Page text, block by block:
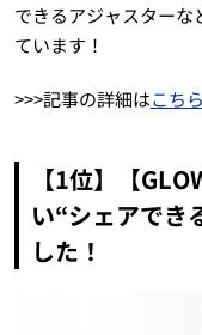
できるアジャスター
ています！
>>>記事の詳細はこちら
【1位】【
い“シェアでき
した！